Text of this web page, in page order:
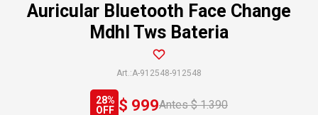
Auricular Bluetooth Face Change
Mdhl Tws Bateria
A-912548-912548
$ 999 $ 1.390
28